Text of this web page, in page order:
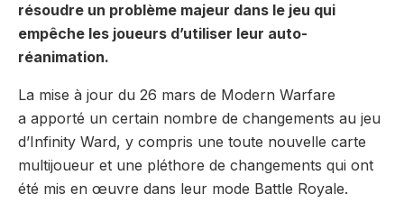
résoudre un problème majeur dans le jeu qui
empêche les joueurs d’utiliser leur auto-
réanimation.
La mise à jour du 26 mars de Modern Warfare
a apporté un certain nombre de changements au jeu
d’Infinity Ward, y compris une toute nouvelle carte
multijoueur et une pléthore de changements qui ont
été mis en œuvre dans leur mode Battle Royale.